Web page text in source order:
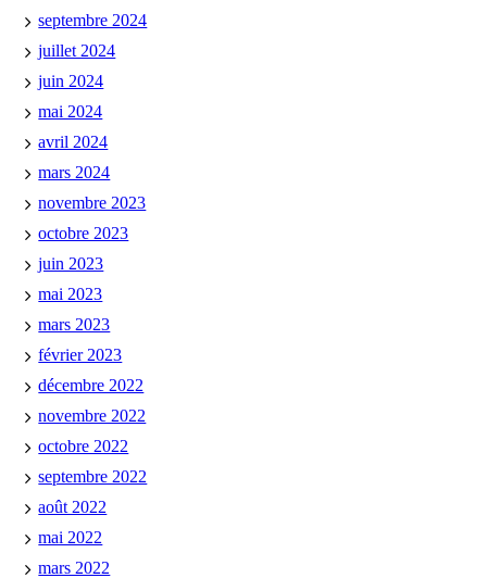
septembre 2024
juillet 2024
juin 2024
mai 2024
avril 2024
mars 2024
novembre 2023
octobre 2023
juin 2023
mai 2023
mars 2023
février 2023
décembre 2022
novembre 2022
octobre 2022
septembre 2022
août 2022
mai 2022
mars 2022